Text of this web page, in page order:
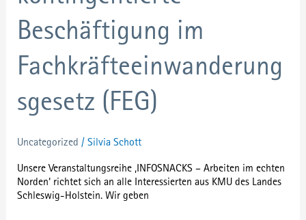
Beschäftigung im
Fachkräfteeinwanderung
sgesetz (FEG)
Uncategorized / Silvia Schott
Unsere Veranstaltungsreihe ‚INFOSNACKS – Arbeiten im echten
Norden‘ richtet sich an alle Interessierten aus KMU des Landes
Schleswig-Holstein. Wir geben
(FEG)